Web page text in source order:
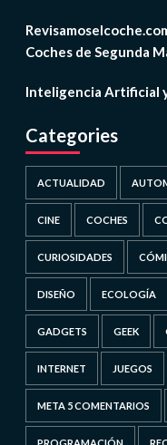
Coches de Segunda
Inteligencia Artificial
Categories
ACTUALIDAD
CINE COCHES
CURIOSIDADES
DISEÑO ECOLOGÍA
GADGETS GEEK
INTERNET JUEGOS
META 5 COMENTARIOS